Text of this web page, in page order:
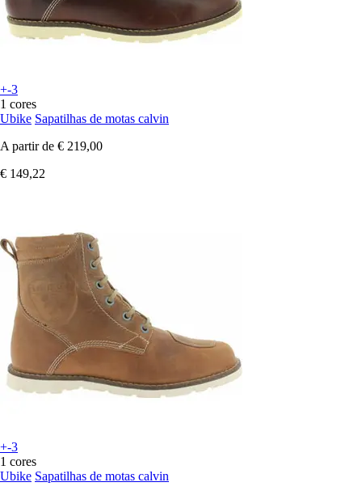
+-3
1 cores
Ubike Sapatilhas de motas calvin
A partir de € 219,00
€ 149,22
+-3
1 cores
Ubike Sapatilhas de motas calvin